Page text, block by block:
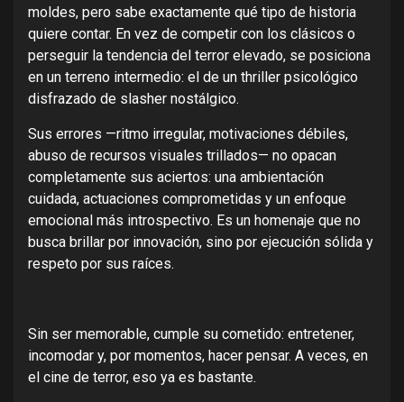
moldes, pero sabe exactamente qué tipo de historia
quiere contar. En vez de competir con los clásicos o
perseguir la tendencia del terror elevado, se posiciona
en un terreno intermedio: el de un thriller psicológico
disfrazado de slasher nostálgico.
Sus errores —ritmo irregular, motivaciones débiles,
abuso de recursos visuales trillados— no opacan
completamente sus aciertos: una ambientación
cuidada, actuaciones comprometidas y un enfoque
emocional más introspectivo. Es un homenaje que no
busca brillar por innovación, sino por ejecución sólida y
respeto por sus raíces.
Sin ser memorable, cumple su cometido: entretener,
incomodar y, por momentos, hacer pensar. A veces, en
el cine de terror, eso ya es bastante.